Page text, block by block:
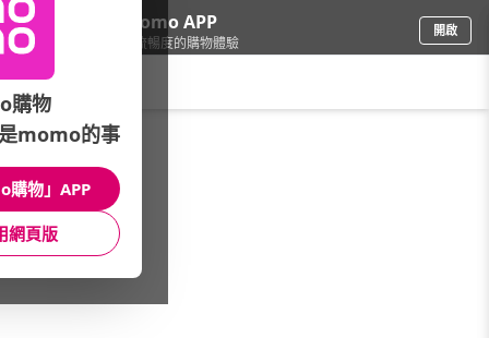
下載momo APP
給你3倍流暢度的購物體驗
開啟
彩妝保養/Herbacin德國小甘菊
本館精選商品
館長推薦 月銷量
購物
momo的事
購物」APP
網頁版